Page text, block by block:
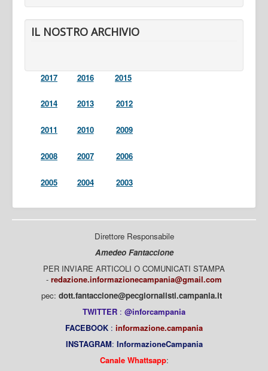
IL NOSTRO ARCHIVIO
2017 2016 2015
2014 2013 2012
2011 2010 2009
2008 2007 2006
2005 2004 2003
Direttore Responsabile
Amedeo Fantaccione
PER INVIARE ARTICOLI O COMUNICATI STAMPA
- redazione.informazionecampania@gmail.com
pec: dott.fantaccione@pecgiornalisti.campania.it
TWITTER : @inforcampania
FACEBOOK : informazione.campania
INSTAGRAM: InformazioneCampania
Canale Whattsapp: